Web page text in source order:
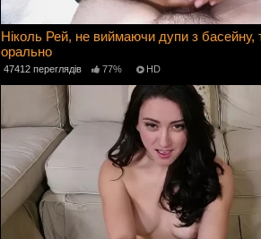
Ніколь Рей, не виймаючи дупи з басейну,
орально
47412 переглядів 77% HD